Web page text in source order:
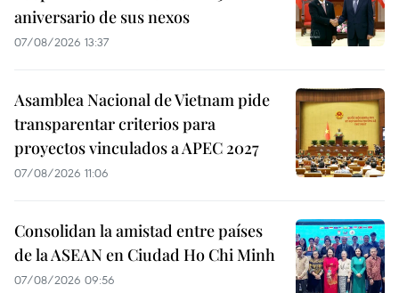
aniversario de sus nexos
07/08/2026 13:37
Asamblea Nacional de Vietnam pide
transparentar criterios para
proyectos vinculados a APEC 2027
07/08/2026 11:06
Consolidan la amistad entre países
de la ASEAN en Ciudad Ho Chi Minh
07/08/2026 09:56